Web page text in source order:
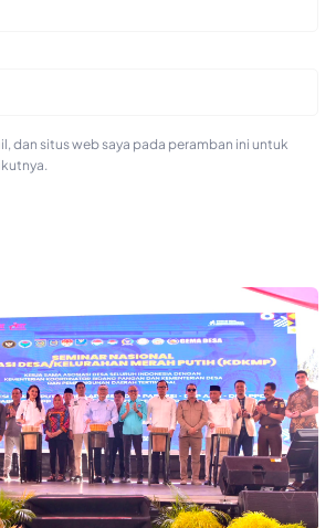
dan situs web saya pada peramban ini untuk